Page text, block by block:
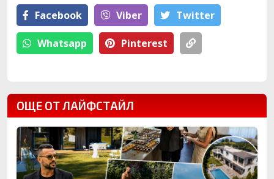
Facebook Viber Тwitter
Whatsapp Pinterest
ОЩЕ ОТ ЛАЙФСТАЙЛ